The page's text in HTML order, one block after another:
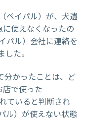
ペイパル）が、犬遺
使えなくなったの
パル）会社に連絡を
た。
分かったことは、ど
で使った
ていると判断され
ル）が使えない状態